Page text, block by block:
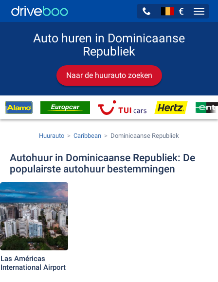
€
Auto huren in Dominicaanse
Republiek
Naar de huurauto zoeken
Huurauto Caribbean Dominicaanse Republiek
Autohuur in Dominicaanse Republiek: De
populairste autohuur bestemmingen
Las Américas
International Airport